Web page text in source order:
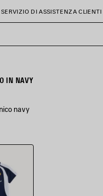
SERVIZIO DI ASSISTENZA CLIENTI
IN NAVY
navy